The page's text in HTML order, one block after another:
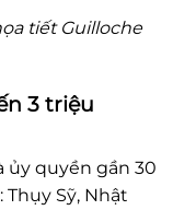
tiết Guilloche
3 triệu
ủy quyền gần 30
Sỹ, Nhật